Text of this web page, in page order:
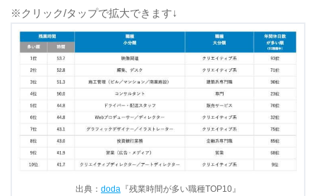
※クリック/タップで拡大できます↓
出典： doda 『残業時間が多い職種TOP10』